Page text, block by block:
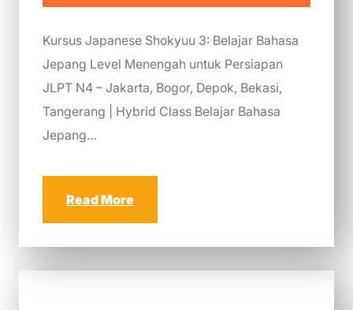
Kursus Japanese Shokyuu 3: Belajar Bahasa
Jepang Level Menengah untuk Persiapan
JLPT N4 – Jakarta, Bogor, Depok, Bekasi,
Tangerang | Hybrid Class Belajar Bahasa
Jepang…
Read More